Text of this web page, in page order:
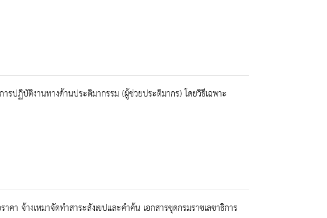
รปฏิบัติงานทางด้านประติมากรรม (ผู้ช่วยประติมากร) โดยวิธีเฉพาะ
า จ้างเหมาจัดทำสาระสังเขปและคำค้น เอกสารชุดกรมราชเลขาธิการ